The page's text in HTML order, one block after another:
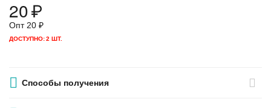
20₽
Опт 20 ₽
ДОСТУПНО:2 ШТ.
Способы получения